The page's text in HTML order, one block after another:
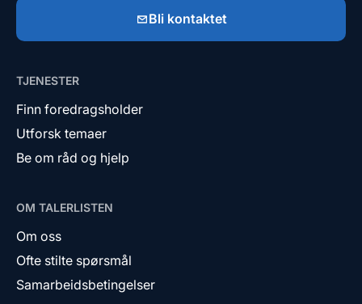
Bli kontaktet
TJENESTER
Finn foredragsholder
Utforsk temaer
Be om råd og hjelp
OM TALERLISTEN
Om oss
Ofte stilte spørsmål
Samarbeidsbetingelser